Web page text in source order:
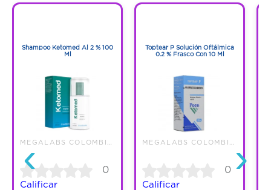
Código:1255940
‹
Shampoo Ketomed Al 2 % 100
Ml
0
Calificar
Toptear P Solución Oftálmica
0.2 % Frasco Con 10 Ml
0
Calificar
›